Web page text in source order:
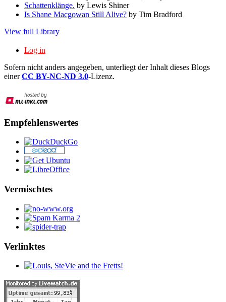
Schattenklänge. by Lewis Shiner
Is Shane Macgowan Still Alive? by Tim Bradford
View full Library
Log in
Sofern nicht anders angegeben, unterliegt der Inhalt dieses Blogs
einerCC BY-NC-ND 3.0-Lizenz.
Empfehlenswertes
Vermischtes
Verlinktes